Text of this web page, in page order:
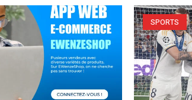
SPORTS